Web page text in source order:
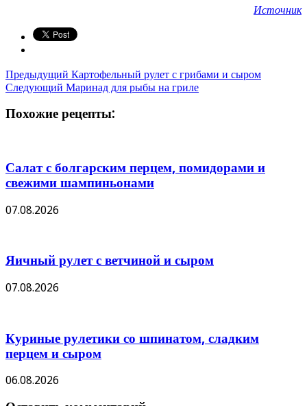
Источник
Предыдущий Картофельный рулет с грибами и сыром
Следующий Маринад для рыбы на гриле
Похожие рецепты:
Салат с болгарским перцем, помидорами и
свежими шампиньонами
07.08.2026
Яичный рулет с ветчиной и сыром
07.08.2026
Куриные рулетики со шпинатом, сладким
перцем и сыром
06.08.2026